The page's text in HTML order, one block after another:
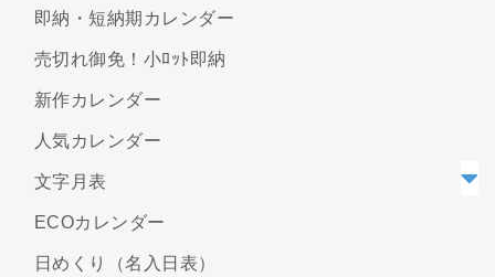
即納・短納期カレンダー
売切れ御免！小ﾛｯﾄ即納
新作カレンダー
人気カレンダー
文字月表
ECOカレンダー
日めくり（名入日表）